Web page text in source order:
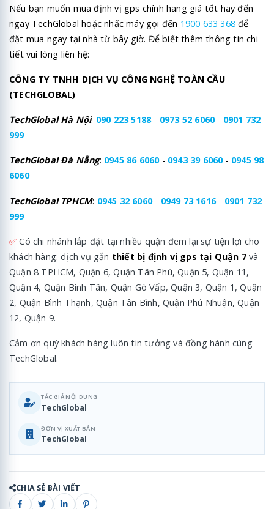
Nếu bạn muốn mua định vị gps chính hãng giá tốt hãy đến
ngay TechGlobal hoặc nhấc máy gọi đến 1900 633 368 để
đặt mua ngay tại nhà từ bây giờ. Để biết thêm thông tin chi
tiết vui lòng liên hệ:
CÔNG TY TNHH DỊCH VỤ CÔNG NGHỆ TOÀN CẦU
(TECHGLOBAL)
TechGlobal Hà Nội: 090 223 5188- 0973 52 6060- 0901 732
999
TechGlobal Đà Nẵng: 0945 86 6060- 0943 39 6060- 0945 98
6060
TechGlobal TPHCM: 0945 32 6060- 0949 73 1616- 0901 732
999
✅ Có chi nhánh lắp đặt tại nhiều quận đem lại sự tiện lợi cho
khách hàng: dịch vụ gắn thiết bị định vị gps tại Quận 7 và
Quận 8 TPHCM, Quận 6, Quận Tân Phú, Quận 5, Quận 11,
Quận 4, Quận Bình Tân, Quận Gò Vấp, Quận 3, Quận 1, Quận
2, Quận Bình Thạnh, Quận Tân Bình, Quận Phú Nhuận, Quận
12, Quận 9.
Cảm ơn quý khách hàng luôn tin tưởng và đồng hành cùng
TechGlobal.
TÁC GIẢ NỘI DUNG
TechGlobal
ĐƠN VỊ XUẤT BẢN
TechGlobal
CHIA SẺ BÀI VIẾT